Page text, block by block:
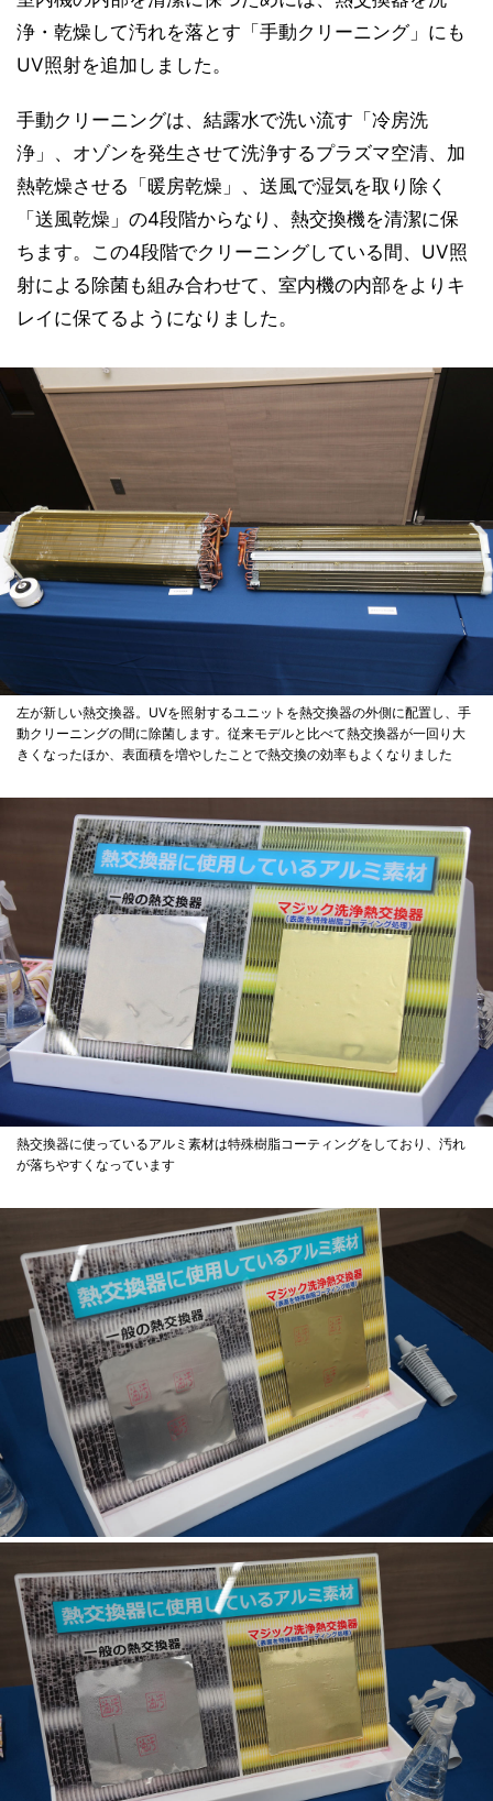
浄・乾燥して汚れを落とす「手動クリーニング」にも
UV照射を追加しました。
手動クリーニングは、結露水で洗い流す「冷房洗
浄」、オゾンを発生させて洗浄するプラズマ空清、加
熱乾燥させる「暖房乾燥」、送風で湿気を取り除く
「送風乾燥」の4段階からなり、熱交換機を清潔に保
ちます。この4段階でクリーニングしている間、UV照
射による除菌も組み合わせて、室内機の内部をよりキ
レイに保てるようになりました。
左が新しい熱交換器。UVを照射するユニットを熱交換器の外側に配置し、手
動クリーニングの間に除菌します。従来モデルと比べて熱交換器が一回り大
きくなったほか、表面積を増やしたことで熱交換の効率もよくなりました
熱交換器に使っているアルミ素材は特殊樹脂コーティングをしており、汚れ
が落ちやすくなっています